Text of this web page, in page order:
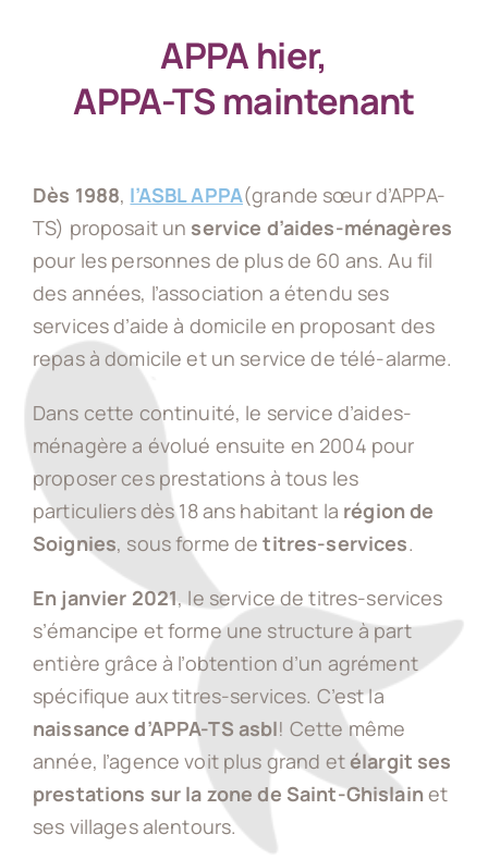
APPA hier,
APPA-TS maintenant
Dès 1988, l’ASBL APPA(grande sœur d’APPA-
TS) proposait un service d’aides-ménagères
pour les personnes de plus de 60 ans. Au fil
des années, l’association a étendu ses
services d’aide à domicile en proposant des
repas à domicile et un service de télé-alarme.
Dans cette continuité, le service d’aides-
ménagère a évolué ensuite en 2004 pour
proposer ces prestations à tous les
particuliers dès 18 ans habitant la région de
Soignies, sous forme detitres-services.
En janvier 2021, le service de titres-services
s’émancipe et forme une structure à part
entière grâce à l’obtention d’un agrément
spécifique aux titres-services. C’est la
naissance d’APPA-TS asbl! Cette même
année, l’agence voit plus grand etélargit ses
prestations sur la zone de Saint-Ghislain et
ses villages alentours.